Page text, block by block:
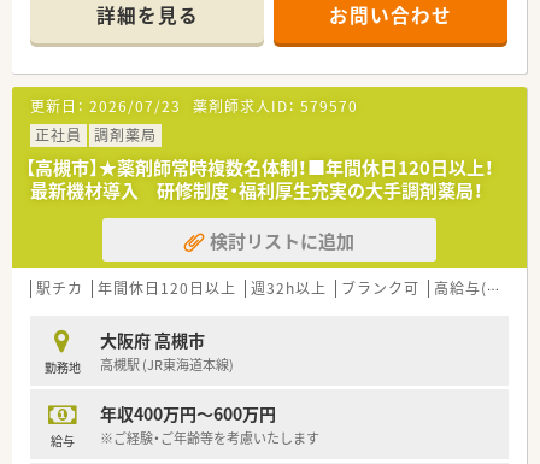
■業務はグループ会社が運営する高齢者施設が中心で、高槻市4
施設と茨木市1施設を担当予定です。
【募集背景と求める人物像について】
■新規開局に伴い、薬局の立ち上げから関わっていただく正社員
の薬剤師を2名募集しています。
■調剤経験が3年以上あり、在宅医療の分野で専門性を高めてい
きたいという意欲のある方。
■施設スタッフや他職種と円滑に連携できる、コミュニケーショ
ン能力を重視しています。
【法人特徴について】
■高齢者向け施設を運営するグループの調剤部門として、2021
■大阪・京都・兵庫・奈良に展開するグループ施設へ、専門的な在
宅医療サービスを提供しています。
■今後も各地に新規開局を予定しており、法人の成長と共にキャ
【求人情報について】
詳細を見る お問い合わせ
更新日： 2026/07/23 薬剤師求人ID： 579570
正社員
調剤薬局
【高槻市】★薬剤師常時複数名体制！■年間休日120日以上！
最新機材導入 研修制度・福利厚生充実の大手調剤薬局！
検討リストに追加
駅チカ 年間休日120日以上 週32h以上 ブランク可 高給与(600万円以上)
勤務地
大阪府 高槻市
高槻駅 (JR東海道本線)
給与
年収400万円～600万円
※ご経験・ご年齢等を考慮いたします